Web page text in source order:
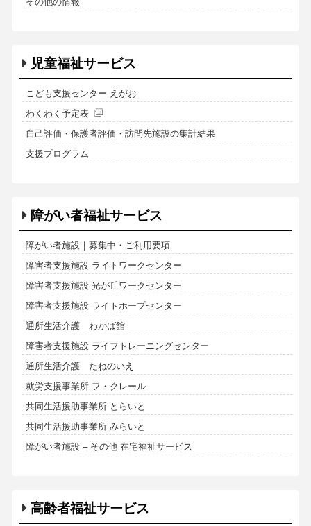
児童福祉サービス
こども支援センター えがお
わくわく予定表
自己評価・保護者評価・訪問先施設の集計結果
支援プログラム
障がい者福祉サービス
障がい者施設｜募集中・ご利用要項
障害者支援施設 ライトワークセンター
障害者支援施設 光が丘ワークセンター
障害者支援施設 ライトホープセンター
通所生活介護 わかば館
障害者支援施設 ライフトレーニングセンター
通所生活介護 たねのいえ
就労支援事業所 フ・クレール
共同生活援助事業所 とらいと
共同生活援助事業所 みらいと
障がい者施設 – その他 在宅福祉サービス
高齢者福祉サービス